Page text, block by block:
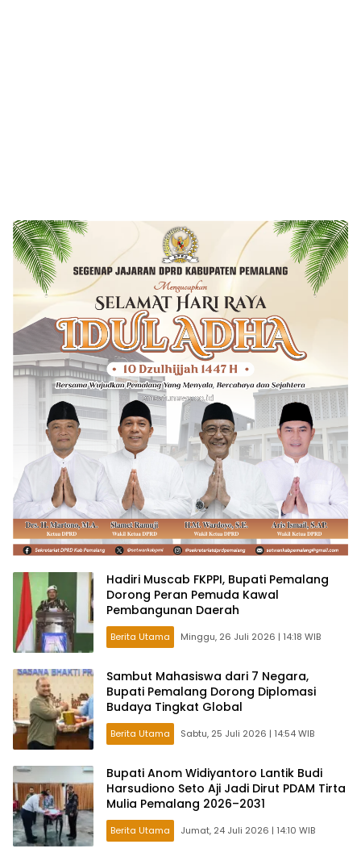
Hadiri Muscab FKPPI, Bupati Pemalang
Dorong Peran Pemuda Kawal
Pembangunan Daerah
Berita Utama Minggu, 26 Juli 2026 | 14:18 WIB
Sambut Mahasiswa dari 7 Negara,
Bupati Pemalang Dorong Diplomasi
Budaya Tingkat Global
Berita Utama Sabtu, 25 Juli 2026 | 14:54 WIB
Bupati Anom Widiyantoro Lantik Budi
Harsudiono Seto Aji Jadi Dirut PDAM Tirta
Mulia Pemalang 2026–2031
Berita Utama Jumat, 24 Juli 2026 | 14:10 WIB